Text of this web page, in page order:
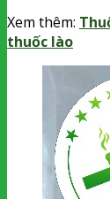
Xem thêm:
thuốc lào